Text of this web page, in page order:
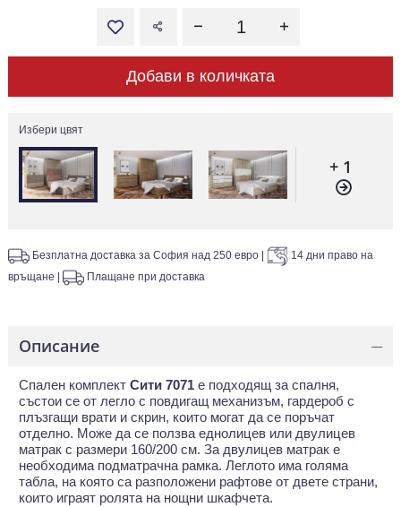
Добави в количката
Избери цвят
+ 1
Безплатна доставка за София над 250 евро
14 дни право на
връщане
Плащане при доставка
Описание —
Спален комплект Сити 7071 е подходящ за спалня,
състои се от легло с повдигащ механизъм, гардероб с
плъзгащи врати и скрин, които могат да се поръчат
отделно. Може да се ползва еднолицев или двулицев
матрак с размери 160/200 см. За двулицев матрак е
необходима подматрачна рамка. Леглото има голяма
табла, на която са разположени рафтове от двете страни,
които играят ролята на нощни шкафчета.